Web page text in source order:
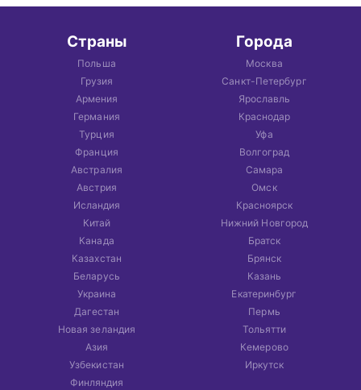
Страны
Польша
Грузия
Армения
Германия
Турция
Франция
Австралия
Австрия
Исландия
Китай
Канада
Казахстан
Беларусь
Украина
Дагестан
Новая зеландия
Азия
Узбекистан
Финляндия
Города
Москва
Санкт-Петербург
Ярославль
Краснодар
Уфа
Волгоград
Самара
Омск
Красноярск
Нижний Новгород
Братск
Брянск
Казань
Екатеринбург
Пермь
Тольятти
Кемерово
Иркутск